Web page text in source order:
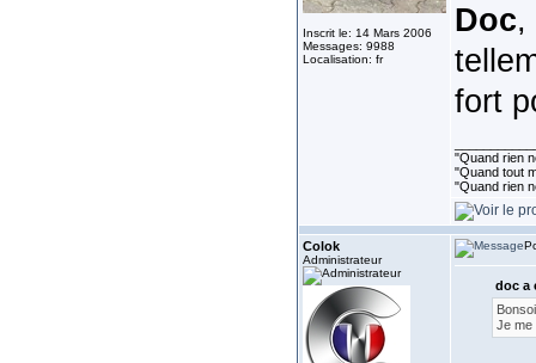
Inscrit le: 14 Mars 2006
Messages: 9988
Localisation: fr
Doc,
fort
"Quand rien
"Quand tout
"Quand rien
Colok
Administrateur
doc a
Je me